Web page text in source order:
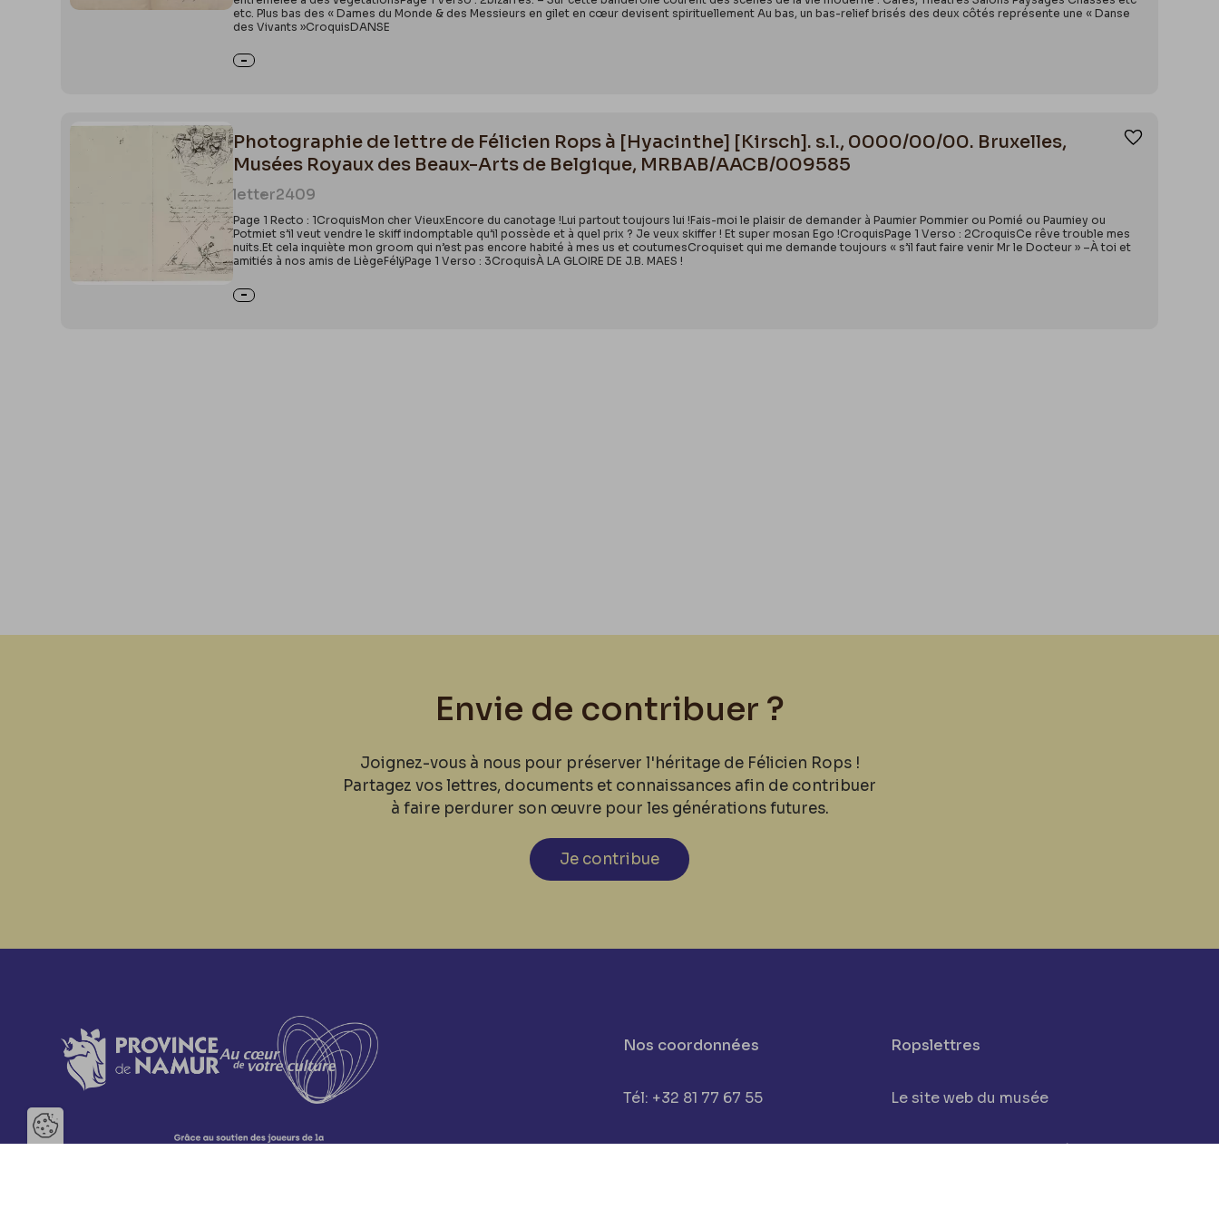
etc. Plus bas des « Dames du Monde & des Messieurs en gilet en cœur devisent spirituellement Au bas, un bas-relief brisés des deux côtés représente une « Danse
des Vivants »CroquisDANSE
Photographie de lettre de Félicien Rops à [Hyacinthe] [Kirsch]. s.l., 0000/00/00. Bruxelles,
Musées Royaux des Beaux-Arts de Belgique, MRBAB/AACB/009585
letter2409
Page 1 Recto : 1CroquisMon cher VieuxEncore du canotage !Lui partout toujours lui !Fais-moi le plaisir de demander à Paumier Pommier ou Pomié ou Paumiey ou
Potmiet s’il veut vendre le skiff indomptable qu’il possède et à quel prix ? Je veux skiffer ! Et super mosan Ego !CroquisPage 1 Verso : 2CroquisCe rêve trouble mes
nuits.Et cela inquiète mon groom qui n’est pas encore habité à mes us et coutumesCroquiset qui me demande toujours « s’il faut faire venir Mr le Docteur » –À toi et
amitiés à nos amis de LiègeFélÿPage 1 Verso : 3CroquisÀ LA GLOIRE DE J.B. MAES !
Ajouter
Envie de contribuer ?
Joignez-vous à nous pour préserver l'héritage de Félicien Rops !
Partagez vos lettres, documents et connaissances afin de contribuer
à faire perdurer son œuvre pour les générations futures.
Je contribue
Nos coordonnées
Tél: +32 81 77 67 55
Ropslettres
Le site web du musée
Ouvrir la barre de gestion des cookies